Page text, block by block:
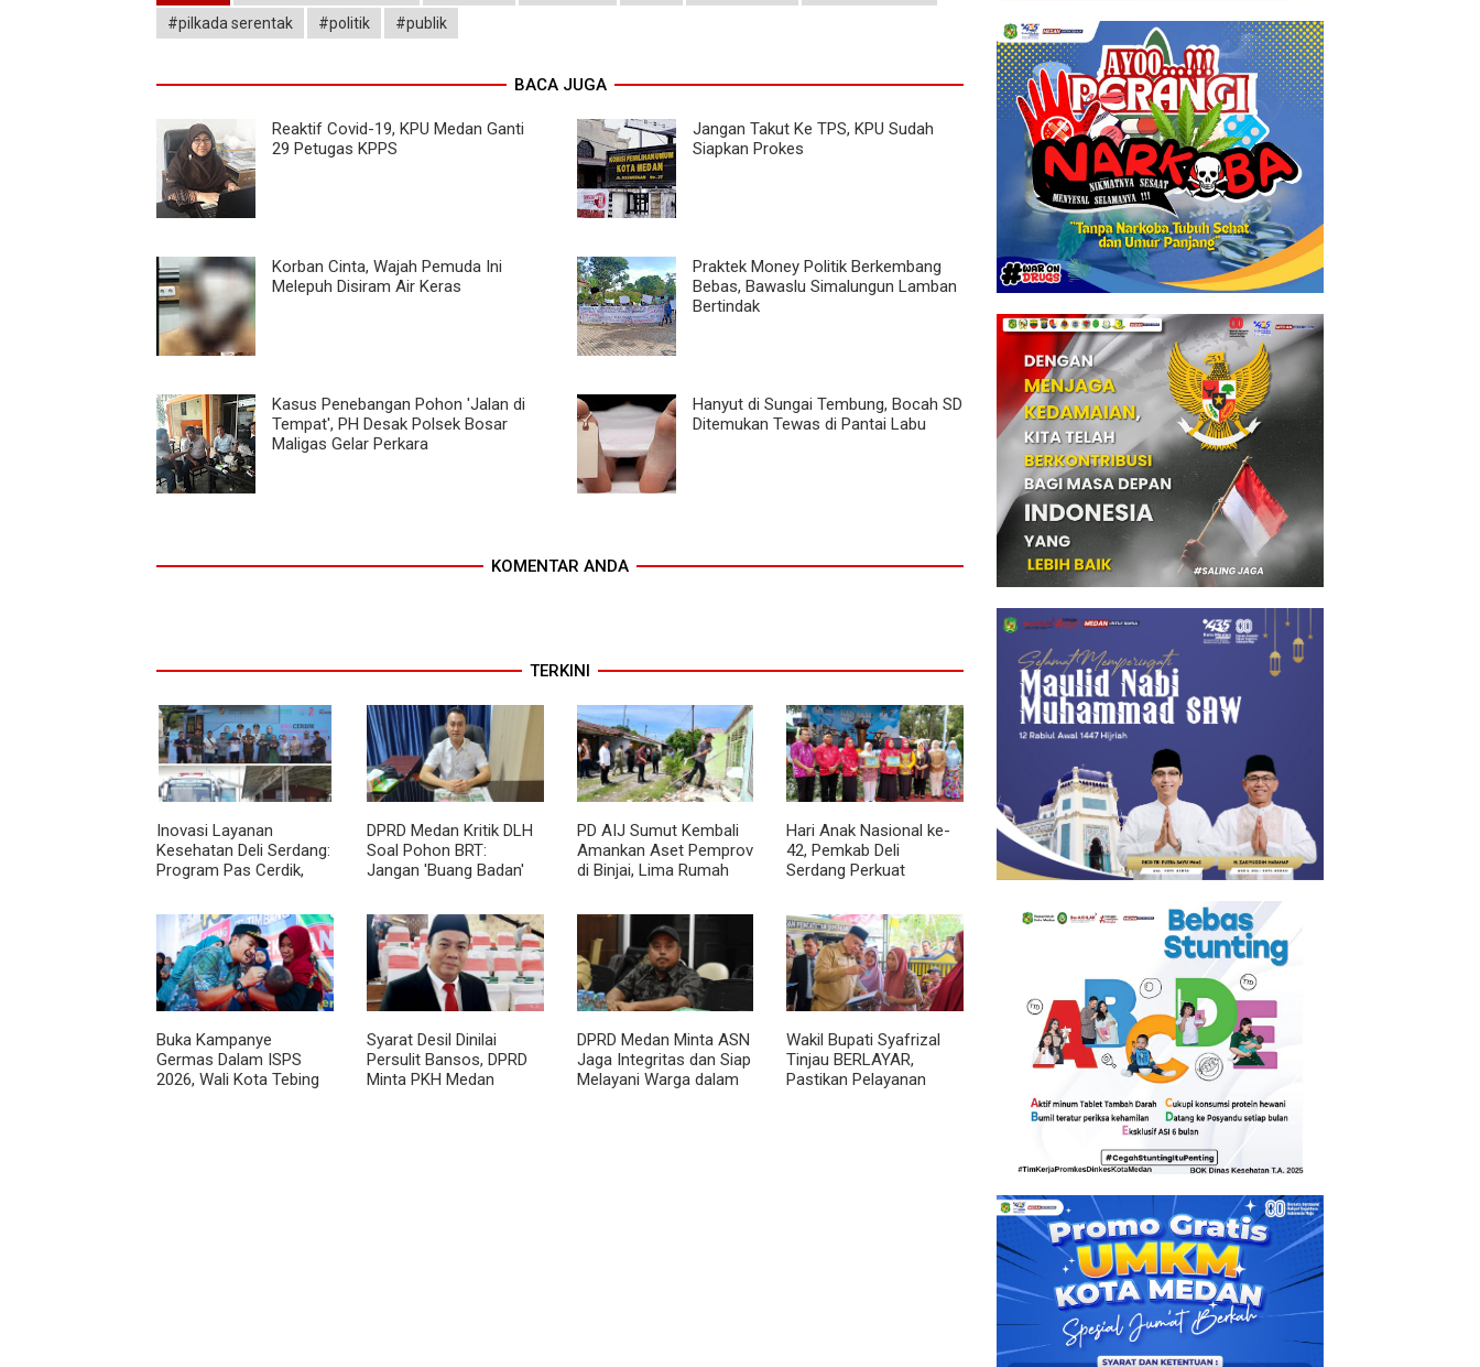
#pilkada serentak
#politik #publik
BACA JUGA
Reaktif Covid-19, KPU Medan Ganti
29 Petugas KPPS
Jangan Takut Ke TPS, KPU Sudah
Siapkan Prokes
Korban Cinta, Wajah Pemuda Ini
Melepuh Disiram Air Keras
Praktek Money Politik Berkembang
Bebas, Bawaslu Simalungun Lamban
Bertindak
Kasus Penebangan Pohon 'Jalan di
Tempat', PH Desak Polsek Bosar
Maligas Gelar Perkara
Hanyut di Sungai Tembung, Bocah SD
Ditemukan Tewas di Pantai Labu
KOMENTAR ANDA
TERKINI
Inovasi Layanan
Kesehatan Deli Serdang:
Program Pas Cerdik,
24 Jam Tuai Apresiasi
Warga
DPRD Medan Kritik DLH
Soal Pohon BRT:
Jangan 'Buang Badan'
PD AIJ Sumut Kembali
Amankan Aset Pemprov
di Binjai, Lima Rumah
Dibongkar
Hari Anak Nasional ke-
42, Pemkab Deli
Serdang Perkuat
Buka Kampanye
Germas Dalam ISPS
2026, Wali Kota Tebing
Syarat Desil Dinilai
Persulit Bansos, DPRD
Minta PKH Medan
DPRD Medan Minta ASN
Jaga Integritas dan Siap
Melayani Warga dalam
Wakil Bupati Syafrizal
Tinjau BERLAYAR,
Pastikan Pelayanan